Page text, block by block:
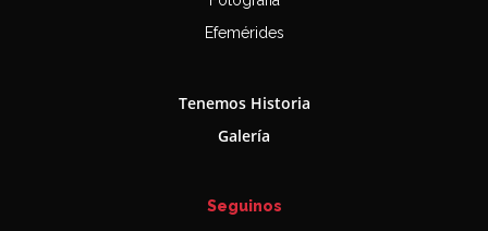
Efemérides
Tenemos Historia
Galería
Seguinos